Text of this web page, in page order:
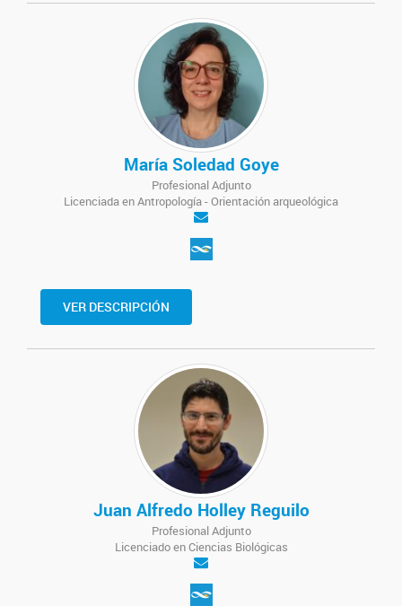
María Soledad Goye
Profesional Adjunto
Licenciada en Antropología - Orientación arqueológica
VER DESCRIPCIÓN
Juan Alfredo Holley Reguilo
Profesional Adjunto
Licenciado en Ciencias Biológicas